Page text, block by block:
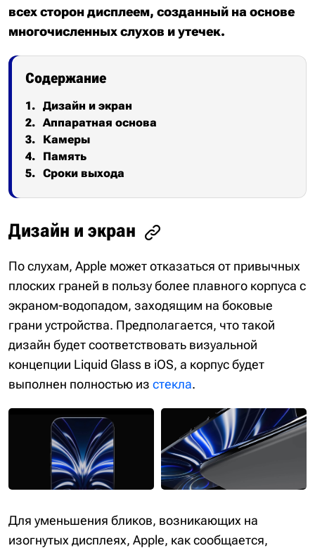
всех сторон дисплеем, созданный на основе
многочисленных слухов и утечек.
Содержание
Дизайн и экран
Аппаратная основа
Камеры
Память
Сроки выхода
Дизайн и экран
По слухам, Apple может отказаться от привычных
плоских граней в пользу более плавного корпуса с
экраном-водопадом, заходящим на боковые
грани устройства. Предполагается, что такой
дизайн будет соответствовать визуальной
концепции Liquid Glass в iOS, а корпус будет
выполнен полностью из стекла.
Для уменьшения бликов, возникающих на
изогнутых дисплеях, Apple, как сообщается,